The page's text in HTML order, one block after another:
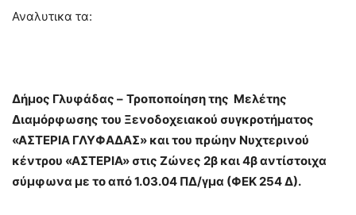
Αναλυτικα τα:
Δήμος Γλυφάδας – Τροποποίηση της Μελέτης
Διαμόρφωσης του Ξενοδοχειακού συγκροτήματος
«ΑΣΤΕΡΙΑ ΓΛΥΦΑΔΑΣ» και του πρώην Νυχτερινού
κέντρου «ΑΣΤΕΡΙΑ» στις Ζώνες 2β και 4β αντίστοιχα
σύμφωνα με το από 1.03.04 ΠΔ/γμα (ΦΕΚ 254 Δ).